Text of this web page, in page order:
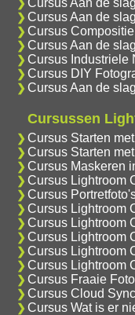
Cursus Aan de
Cursus
Cursus Aan de
Cursus Industriele
Cursus DIY
Cursus Aan de
Cursussen
Cursus Starten
Cursus Starten
Cursus Maskeren
Cursus Lightroom
Cursus
Cursus Lightroom
Cursus Lightroom
Cursus Lightroom
Cursus Lightroom
Cursus Lightroom
Cursus Fraaie
Cursus Cloud
Cursus Wat is er